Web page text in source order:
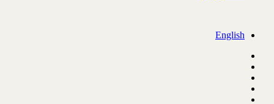
English